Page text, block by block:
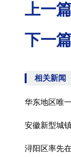
上一
下一
相关新闻
华东地区唯
安徽新型城
浔阳区率先